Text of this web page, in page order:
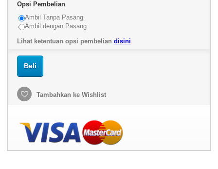
Opsi Pembelian
Ambil Tanpa Pasang
Ambil dengan Pasang
Lihat ketentuan opsi pembelian disini
Beli
Tambahkan ke Wishlist